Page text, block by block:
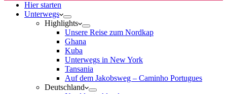
Hier starten
Unterwegs
Highlights
Unsere Reise zum Nordkap
Ghana
Kuba
Unterwegs in New York
Tansania
Auf dem Jakobsweg – Caminho Portugues
Deutschland